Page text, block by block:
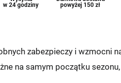
w 24 godziny
powyżej 150 zł
zabezpieczy i wzmocni
na samym początku